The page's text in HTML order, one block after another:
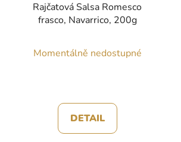
Rajčatová Salsa Romesco
frasco, Navarrico, 200g
hodnocení
5,0
z
Momentálně nedostupné
DETAIL